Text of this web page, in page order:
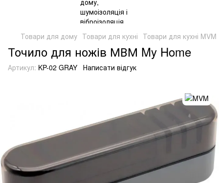
Товари для дому Товари для кухні Товари для кухні MVM
Точило для ножів МВМ My Home
Артикул: KP-02 GRAY Написати відгук